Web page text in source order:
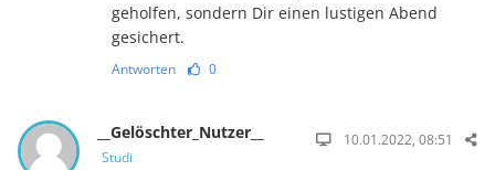
geholfen, sondern Dir einen lustigen Abend
gesichert.
Antworten 0
__Gelöschter_Nutzer__
Studi
10.01.2022, 08:51